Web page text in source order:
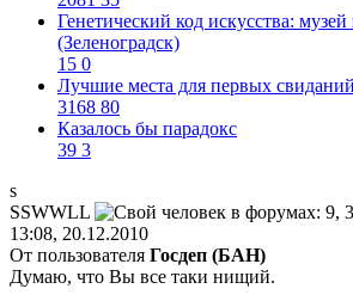
Генетический код искусства:
(Зеленоградск)
15 0
Лучшие места для первых
3168 80
Казалось бы парадокс
39 3
s
SSWWLL
13:08, 20.12.2010
От пользователя Госдеп (БАН)
Думаю, что Вы все таки нищий.